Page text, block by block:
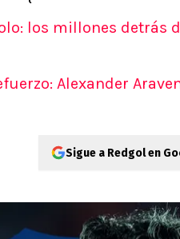
los millones detrás
Alexander
Sigue a Redgol en